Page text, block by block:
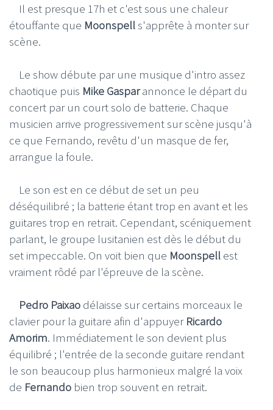
Il est presque 17h et c'est sous une chaleur
étouffante que Moonspells'apprête à monter sur
scène.
Le show débute par une musique d'intro assez
chaotique puis Mike Gasparannonce le départ du
concert par un court solo de batterie. Chaque
musicien arrive progressivement sur scène jusqu'à
ce que Fernando, revêtu d'un masque de fer,
arrangue la foule.
Le son est en ce début de set un peu
déséquilibré ; la batterie étant trop en avant et les
guitares trop en retrait. Cependant, scéniquement
parlant, le groupe lusitanien est dès le début du
set impeccable. On voit bien que Moonspell est
vraiment rôdé par l'épreuve de la scène.
Pedro Paixao délaisse sur certains morceaux le
clavier pour la guitare afin d'appuyer Ricardo
Amorim. Immédiatement le son devient plus
équilibré ; l'entrée de la seconde guitare rendant
le son beaucoup plus harmonieux malgré la voix
de Fernando bien trop souvent en retrait.